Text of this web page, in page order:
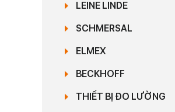
LEINE LINDE
SCHMERSAL
ELMEX
BECKHOFF
THIẾT BỊ ĐO LƯỜNG